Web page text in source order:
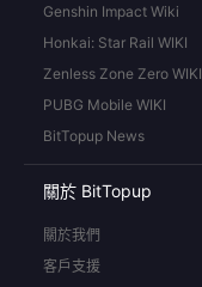
Genshin Impact Wiki
Honkai: Star Rail WIKI
Zenless Zone Zero WIKI
PUBG Mobile WIKI
BitTopup News
關於 BitTopup
關於我們
客戶支援